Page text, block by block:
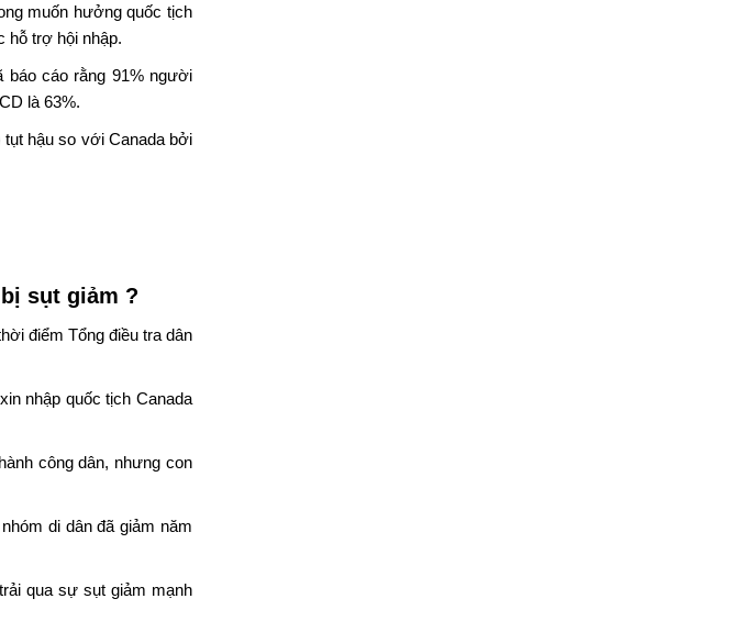
muốn hưởng quốc tịch
hỗ trợ hội nhập.
báo cáo rằng 91% người
là 63%.
hậu so với Canada bởi
sụt giảm ?
điểm Tổng điều tra dân
nhập quốc tịch Canada
công dân, nhưng con
di dân đã giảm năm
qua sự sụt giảm mạnh